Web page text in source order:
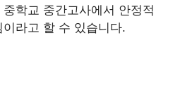
학교 중간고사에서 안정적
라고 할 수 있습니다.